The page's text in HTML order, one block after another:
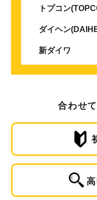
トプコン
ダイヘン
新ダイワ
合わせ